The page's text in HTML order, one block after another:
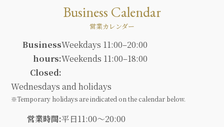
Business Calendar
営業カレンダー
Business
hours:
Weekdays 11:00–20:00
Weekends 11:00–18:00
Closed:
Wednesdays and holidays
※Temporary holidays are indicated on the calendar below.
営業時間:平日11:00～20:00